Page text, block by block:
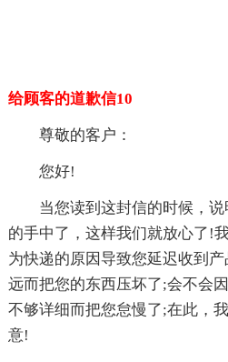
给顾客的道歉信10
尊敬的客户：
您好!
当您读到这封信的时候，
的手中了，这样我们就放心了!
为快递的原因导致您延迟收到
远而把您的东西压坏了;会不会
不够详细而把您怠慢了;在此，
意!